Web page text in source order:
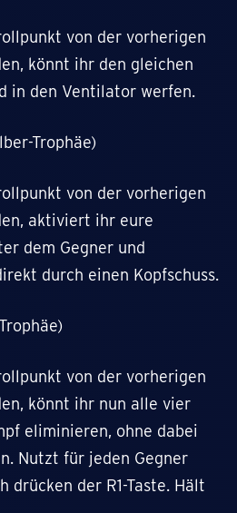
von der vorherigen
könnt ihr den gleichen
in den Ventilator werfen.
Trophäe)
von der vorherigen
aktiviert ihr eure
dem Gegner und
durch einen Kopfschuss.
von der vorherigen
könnt ihr nun alle vier
eliminieren, ohne dabei
Nutzt für jeden Gegner
drücken der R1-Taste. Hält